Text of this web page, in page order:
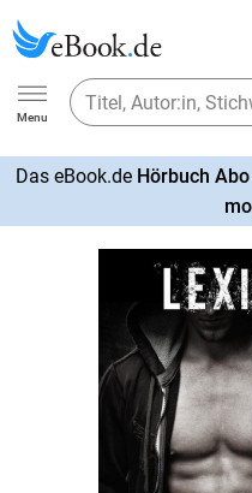
Ebook.de
Menu
Das eBook.de Hörbuch Abo